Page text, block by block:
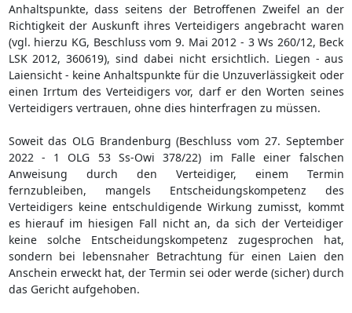
Anhaltspunkte, dass seitens der Betroffenen Zweifel an der
Richtigkeit der Auskunft ihres Verteidigers angebracht waren
(vgl. hierzu KG, Beschluss vom 9. Mai 2012 - 3 Ws 260/12, Beck
LSK 2012, 360619), sind dabei nicht ersichtlich. Liegen - aus
Laiensicht - keine Anhaltspunkte für die Unzuverlässigkeit oder
einen Irrtum des Verteidigers vor, darf er den Worten seines
Verteidigers vertrauen, ohne dies hinterfragen zu müssen.
Soweit das OLG Brandenburg (Beschluss vom 27. September
2022 - 1 OLG 53 Ss-Owi 378/22) im Falle einer falschen
Anweisung durch den Verteidiger, einem Termin
fernzubleiben, mangels Entscheidungskompetenz des
Verteidigers keine entschuldigende Wirkung zumisst, kommt
es hierauf im hiesigen Fall nicht an, da sich der Verteidiger
keine solche Entscheidungskompetenz zugesprochen hat,
sondern bei lebensnaher Betrachtung für einen Laien den
Anschein erweckt hat, der Termin sei oder werde (sicher) durch
das Gericht aufgehoben.